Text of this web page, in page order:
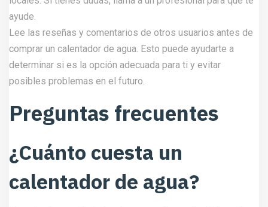
ayude.
Lee las reseñas y comentarios de otros usuarios antes de
comprar un calentador de agua. Esto puede ayudarte a
determinar si es la opción adecuada para ti y evitar
posibles problemas en el futuro.
Preguntas frecuentes
¿Cuánto cuesta un
calentador de agua?